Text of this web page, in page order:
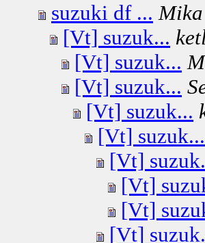
suzuki df ... Mika
[Vt] suzuk...
[Vt] suzuk...
[Vt] suzuk...
[Vt] suzuk...
[Vt] suzuk...
[Vt]
[Vt]
[Vt]
[Vt]